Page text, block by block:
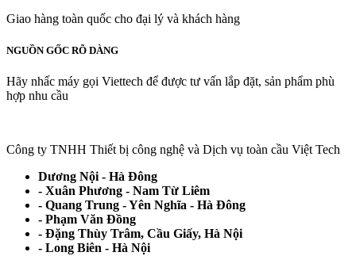
Giao hàng toàn quốc cho đại lý và khách hàng
NGUỒN GỐC RÕ DÀNG
Hãy nhấc máy gọi Viettech để được tư vấn lắp đặt, sản phẩm phù
hợp nhu cầu
Công ty TNHH Thiết bị công nghệ và Dịch vụ toàn cầu Việt Tech
Dương Nội - Hà Đông
- Xuân Phương - Nam Từ Liêm
- Quang Trung - Yên Nghĩa - Hà Đông
- Phạm Văn Đồng
- Đặng Thùy Trâm, Cầu Giấy, Hà Nội
- Long Biên - Hà Nội